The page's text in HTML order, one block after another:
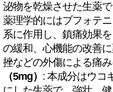
泌物を乾燥させた生薬
薬理学的にはブフォテ
系に作用し、鎮痛効果
の緩和、心機能の改善
挫などの外傷による痛
（5mg） : 本成分はウコ